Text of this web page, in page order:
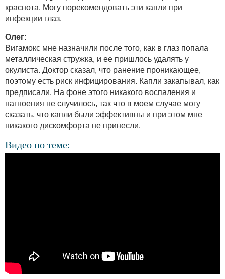
краснота. Могу порекомендовать эти капли при
инфекции глаз.
Олег:
Вигамокс мне назначили после того, как в глаз попала
металлическая стружка, и ее пришлось удалять у
окулиста. Доктор сказал, что ранение проникающее,
поэтому есть риск инфицирования. Капли закапывал, как
предписали. На фоне этого никакого воспаления и
нагноения не случилось, так что в моем случае могу
сказать, что капли были эффективны и при этом мне
никакого дискомфорта не принесли.
Видео по теме: